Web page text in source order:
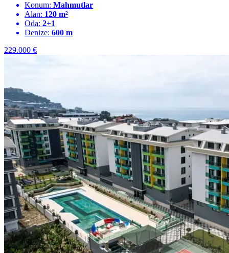
Konum: Mahmutlar
Alan: 120 m²
Oda: 2+1
Denize: 600 m
229.000 €